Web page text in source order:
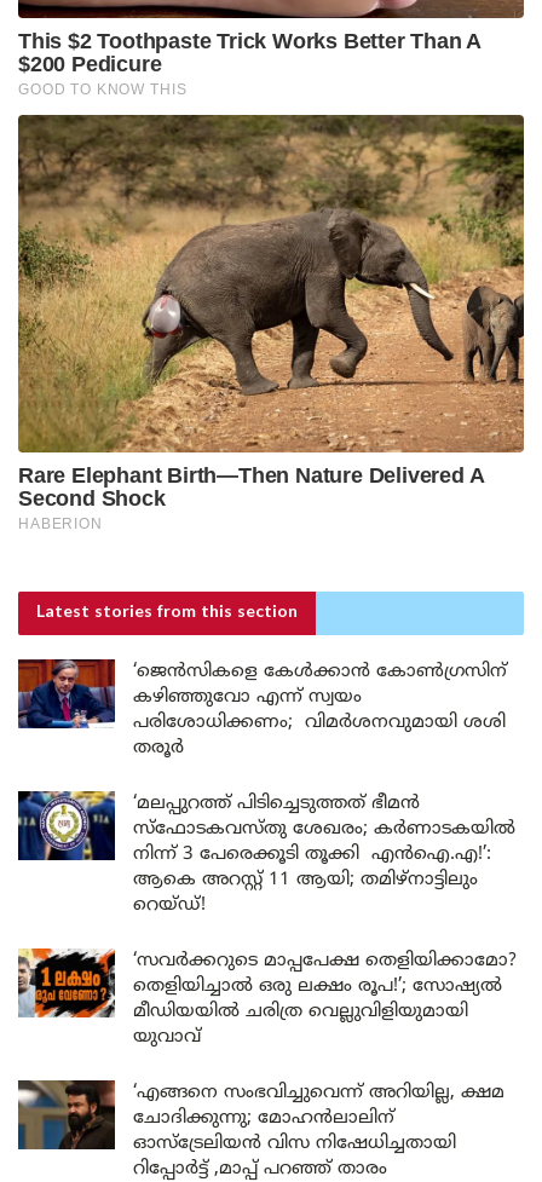
Latest stories from this section
‘ജെൻസികളെ കേൾക്കാൻ കോൺഗ്രസിന്
കഴിഞ്ഞുവോ എന്ന് സ്വയം
പരിശോധിക്കണം; വിമർശനവുമായി ശശി
തരൂർ
‘മലപ്പുറത്ത് പിടിച്ചെടുത്തത് ഭീമൻ
സ്ഫോടകവസ്തു ശേഖരം; കർണാടകയിൽ
നിന്ന് 3 പേരെക്കൂടി തൂക്കി എൻഐ.എ!’:
ആകെ അറസ്റ്റ് 11 ആയി; തമിഴ്‌നാട്ടിലും
റെയ്ഡ്!
‘സവർക്കറുടെ മാപ്പപേക്ഷ തെളിയിക്കാമോ?
തെളിയിച്ചാൽ ഒരു ലക്ഷം രൂപ!’; സോഷ്യൽ
മീഡിയയിൽ ചരിത്ര വെല്ലുവിളിയുമായി
യുവാവ്
‘എങ്ങനെ സംഭവിച്ചുവെന്ന് അറിയില്ല, ക്ഷമ
ചോദിക്കുന്നു; മോഹൻലാലിന്
ഓസ്ട്രേലിയൻ വിസ നിഷേധിച്ചതായി
റിപ്പോർട്ട് ,മാപ്പ് പറഞ്ഞ് താരം